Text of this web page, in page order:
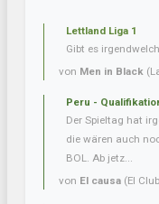
Lettland Liga 1
Gibt es
von Men in Black
Peru -
Der Spieltag hat
die wären auch
BOL. Ab jetz...
von El causa (El